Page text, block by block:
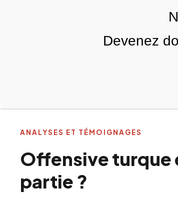
Offensive turque
partie ?
ANALYSES ET TÉMOIGNAGES
Devenez